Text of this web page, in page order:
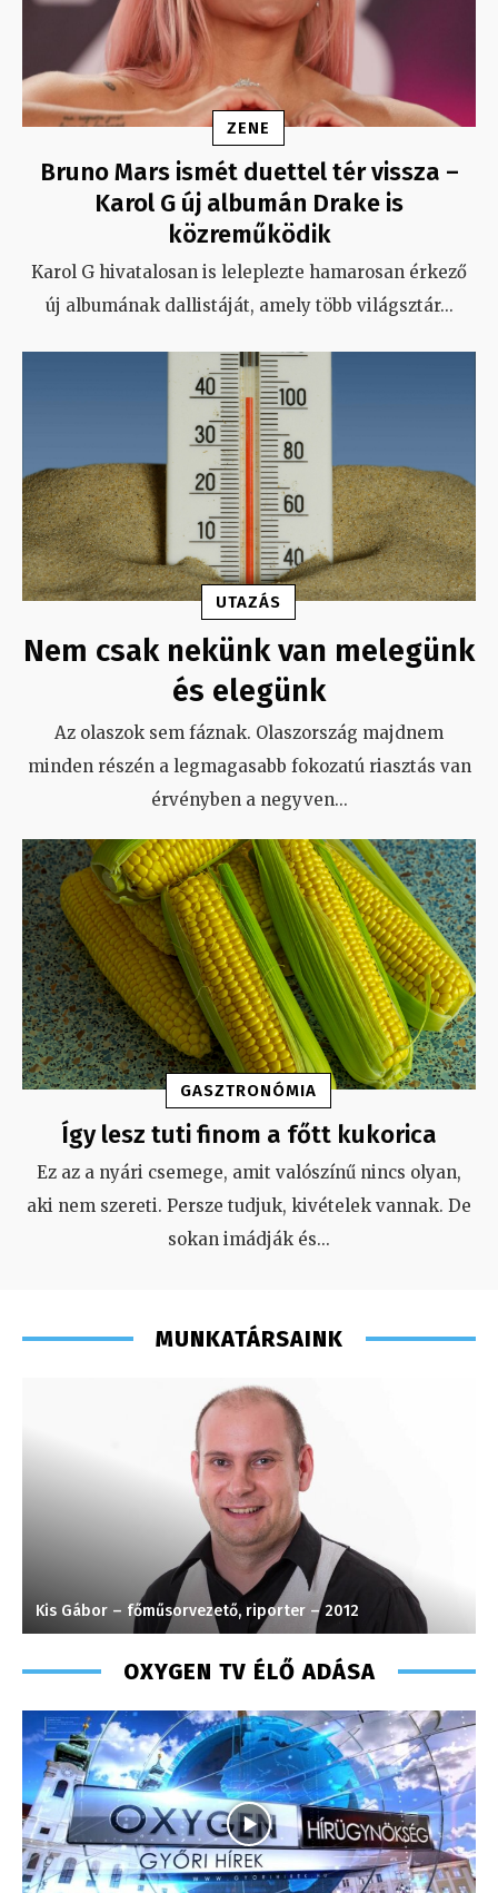
ZENE
Bruno Mars ismét duettel tér vissza –
Karol G új albumán Drake is
közreműködik
Karol G hivatalosan is leleplezte hamarosan érkező
új albumának dallistáját, amely több világsztár...
UTAZÁS
Nem csak nekünk van melegünk
és elegünk
Az olaszok sem fáznak. Olaszország majdnem
minden részén a legmagasabb fokozatú riasztás van
érvényben a negyven...
GASZTRONÓMIA
Így lesz tuti finom a főtt kukorica
Ez az a nyári csemege, amit valószínű nincs olyan,
aki nem szereti. Persze tudjuk, kivételek vannak. De
sokan imádják és...
MUNKATÁRSAINK
Kis Gábor – főműsorvezető, riporter – 2012
OXYGEN TV ÉLŐ ADÁSA